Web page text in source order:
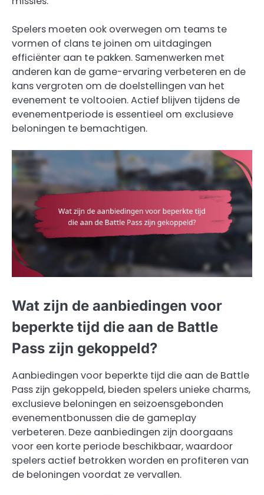
Spelers moeten ook overwegen om teams te
vormen of clans te joinen om uitdagingen
efficiënter aan te pakken. Samenwerken met
anderen kan de game-ervaring verbeteren en de
kans vergroten om de doelstellingen van het
evenement te voltooien. Actief blijven tijdens de
evenementperiode is essentieel om exclusieve
beloningen te bemachtigen.
Wat zijn de aanbiedingen voor
beperkte tijd die aan de Battle
Pass zijn gekoppeld?
Aanbiedingen voor beperkte tijd die aan de Battle
Pass zijn gekoppeld, bieden spelers unieke charms,
exclusieve beloningen en seizoensgebonden
evenementbonussen die de gameplay
verbeteren. Deze aanbiedingen zijn doorgaans
voor een korte periode beschikbaar, waardoor
spelers actief betrokken worden en profiteren van
de beloningen voordat ze vervallen.